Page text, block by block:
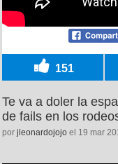
151
Te va a doler la
de fails en los
por jleonardojojo el 19 mar